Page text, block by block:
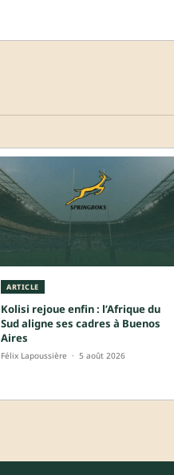
ARTICLE
Kolisi rejoue enfin : l’Afrique du
Sud aligne ses cadres à Buenos
Aires
Félix Lapoussière · 5 août 2026